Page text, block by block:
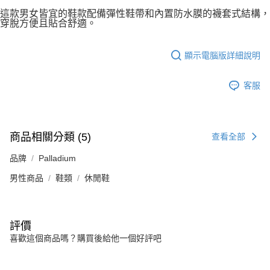
這款男女皆宜的鞋款配備彈性鞋帶和內置防水膜的襪套式結構，
穿脫方便且貼合舒適。
顯示電腦版詳細說明
客服
商品相關分類 (5) 查看全部
品牌 Palladium
男性商品 鞋類 休閒鞋
評價
喜歡這個商品嗎？購買後給他一個好評吧